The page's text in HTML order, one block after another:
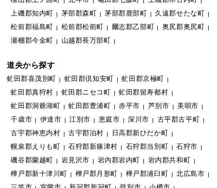
上磯郡知内町
茅部郡森町 茅部郡鹿部町
久遠郡せたな町
松前郡福島町
松前郡松前町 爾志郡乙部町
奥尻郡奥尻町
瀬棚郡今金町
山越郡長万部町
道央から探す
虻田郡喜茂別町 虻田郡倶知安町
虻田郡京極町
虻田郡真狩村
虻田郡ニセコ町
虻田郡留寿都村
虻田郡洞爺湖町
虻田郡豊浦町 赤平市 芦別市
美唄市
千歳市
伊達市 江別市 恵庭市 深川市
古平郡古平町
古宇郡神恵内村
古宇郡泊村
日高郡新ひだか町
幌泉郡えりも町
石狩郡新篠津村 石狩郡当別町
石狩市
磯谷郡蘭越町
岩見沢市 岩内郡岩内町
岩内郡共和町
樺戸郡新十津川町
樺戸郡月形町 樺戸郡浦臼町
北広島市